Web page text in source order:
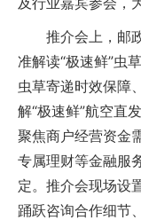
推介会上，邮政
准解读“极速鲜”虫
虫草寄递时效保障
解“极速鲜”航空直
聚焦商户经营资金
专属理财等金融服
定。推介会现场设
踊跃咨询合作细节